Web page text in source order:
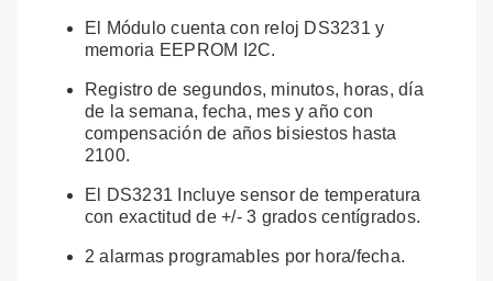
El Módulo cuenta con reloj DS3231 y
memoria EEPROM I2C.
Registro de segundos, minutos, horas, día
de la semana, fecha, mes y año con
compensación de años bisiestos hasta
2100.
El DS3231 Incluye sensor de temperatura
con exactitud de +/- 3 grados centígrados.
2 alarmas programables por hora/fecha.